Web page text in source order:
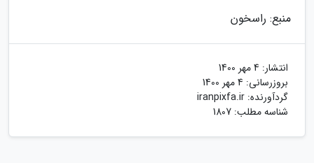
منبع: راسخون
انتشار: 4 مهر 1400
بروزرسانی: 4 مهر 1400
گردآورنده: iranpixfa.ir
شناسه مطلب: 1807